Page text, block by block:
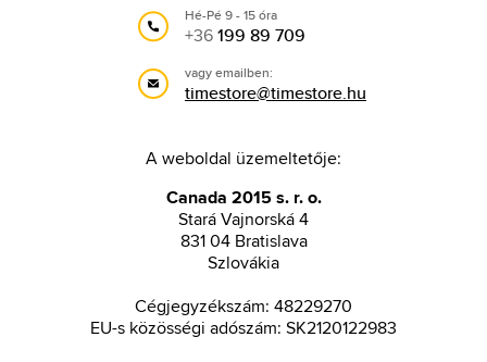
Hé-Pé 9 - 15 óra
+36199 89 709
vagy emailben:
timestore@timestore.hu
A weboldal üzemeltetője:
Canada 2015 s. r. o.
Stará Vajnorská 4
831 04 Bratislava
Szlovákia
Cégjegyzékszám: 48229270
EU-s közösségi adószám: SK2120122983